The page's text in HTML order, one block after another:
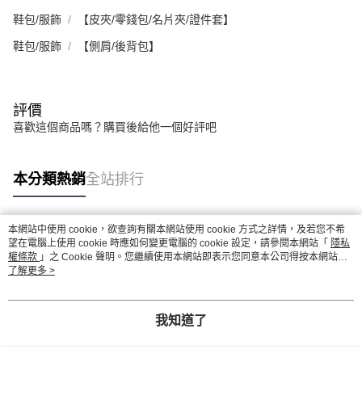
鞋包/服飾 【皮夾/零錢包/名片夾/證件套】
鞋包/服飾 【側肩/後背包】
評價
喜歡這個商品嗎？購買後給他一個好評吧
本分類熱銷全站排行
熱門標籤
本網站中使用 cookie，欲查詢有關本網站使用 cookie 方式之詳情，及若您不希
望在電腦上使用 cookie 時應如何變更電腦的 cookie 設定，請參閱本網站「 隱私
權條款 」之 Cookie 聲明。您繼續使用本網站即表示您同意本公司得按本網站使
用條款之 Cookie 聲明使用 cookie。
了解更多 >
我知道了